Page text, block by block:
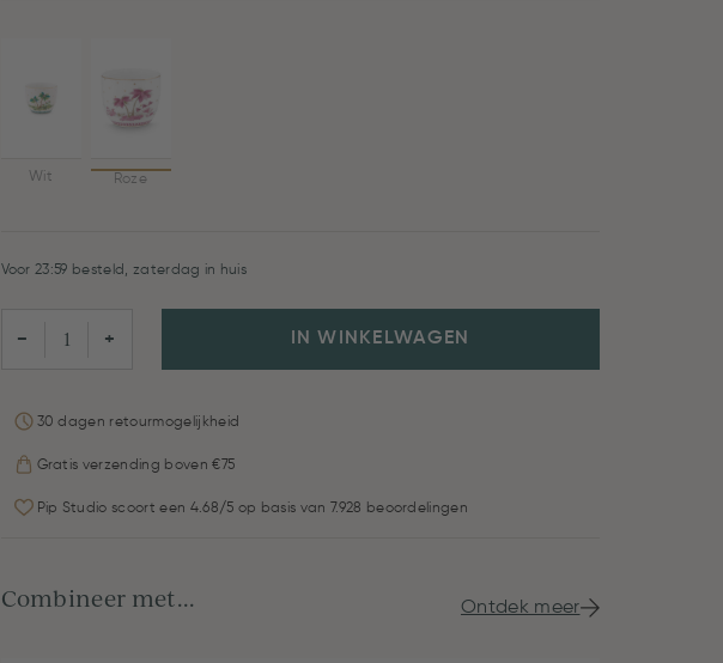
Wit Roze
Voor 23:59 besteld, zaterdag in huis
− + IN WINKELWAGEN
30 dagen retourmogelijkheid
Gratis verzending boven €75
Pip Studio scoort een 4.68/5 op basis van 7.928 beoordelingen
Combineer met... Ontdek meer